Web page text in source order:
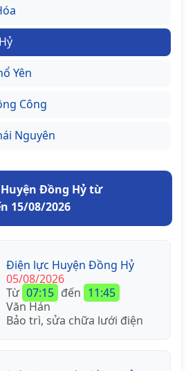
Yên
Công
Nguyên
Đồng Hỷ từ
15/08/2026
Điện lực Huyện Đồng Hỷ
05/08/2026
Từ 07:15 đến 11:45
Văn Hán
Bảo trì, sửa chữa lưới điện